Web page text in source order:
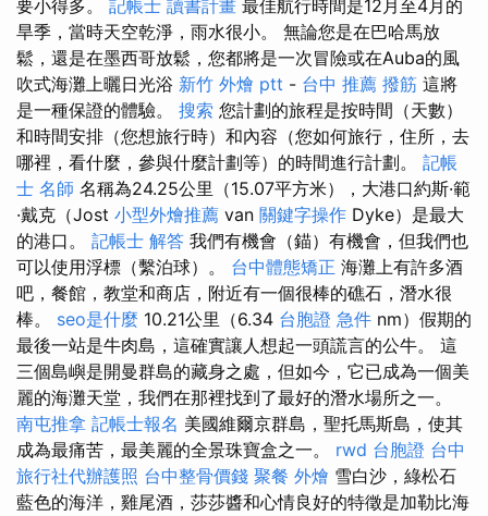
要小得多。 記帳士 讀書計畫 最佳航行時間是12月至4月的
旱季，當時天空乾淨，雨水很小。 無論您是在巴哈馬放
鬆，還是在墨西哥放鬆，您都將是一次冒險或在Auba的風
吹式海灘上曬日光浴 新竹 外燴 ptt - 台中 推薦 撥筋 這將
是一種保證的體驗。 搜索 您計劃的旅程是按時間（天數）
和時間安排（您想旅行時）和內容（您如何旅行，住所，去
哪裡，看什麼，參與什麼計劃等）的時間進行計劃。 記帳
士 名師 名稱為24.25公里（15.07平方米），大港口約斯·範
·戴克（Jost 小型外燴推薦 van 關鍵字操作 Dyke）是最大
的港口。 記帳士 解答 我們有機會（錨）有機會，但我們也
可以使用浮標（繫泊球）。 台中體態矯正 海灘上有許多酒
吧，餐館，教堂和商店，附近有一個很棒的礁石，潛水很
棒。 seo是什麼 10.21公里（6.34 台胞證 急件 nm）假期的
最後一站是牛肉島，這確實讓人想起一頭謊言的公牛。 這
三個島嶼是開曼群島的藏身之處，但如今，它已成為一個美
麗的海灘天堂，我們在那裡找到了最好的潛水場所之一。
南屯推拿 記帳士報名 美國維爾京群島，聖托馬斯島，使其
成為最痛苦，最美麗的全景珠寶盒之一。 rwd 台胞證 台中
旅行社代辦護照 台中整骨價錢 聚餐 外燴 雪白沙，綠松石
藍色的海洋，雞尾酒，莎莎醬和心情良好的特徵是加勒比海